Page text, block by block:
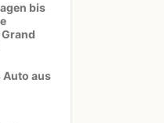
bis
Auto aus